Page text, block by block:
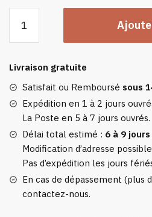
Bonnet
"aurore
Boréale"
-
Ensemble
2
Pièces
Bonnet
Écharpe
Livraison gratuite
Satisfait ou Remboursé sous
Expédition en 1 à 2 jours
La Poste en 5 à 7 jours ouvrés.
Délai total estimé : 6 à 9
Modification d’adresse
Pas d’expédition les jours
En cas de dépassement (plus
contactez-nous.